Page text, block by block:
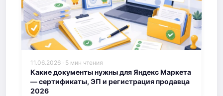
11.06.2026 · 5 мин чтения
Какие документы нужны для Яндекс Маркета
— сертификаты, ЭП и регистрация продавца
2026